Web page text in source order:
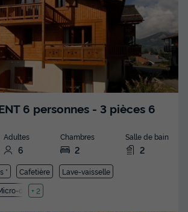
6 personnes - 3 pièces 6
Adultes
6
Chambres
2
Salle de bain
2
* Cafetière
Lave-vaisselle
ondes
+ 2